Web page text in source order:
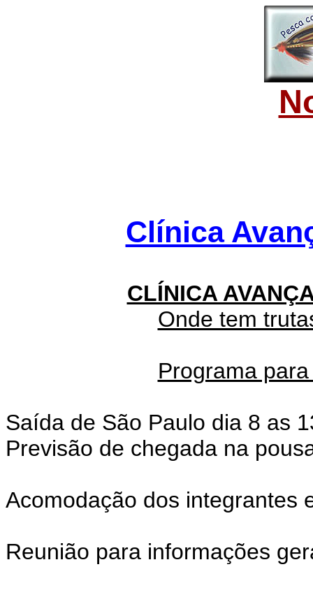
Clínica
CLÍNICA
Onde tem
Programa
Saída de São Paulo dia 8 as
Previsão de chegada na
Acomodação dos integrantes
Reunião para informações